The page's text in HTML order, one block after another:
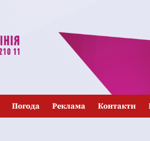
Погода Реклама Контакти